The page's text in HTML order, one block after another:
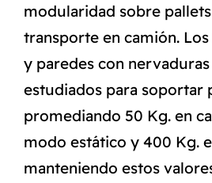
modularidad sobre
transporte en camión.
y paredes con
estudiados para soportar
promediando 50 Kg. en
modo estático y 400 Kg.
manteniendo estos